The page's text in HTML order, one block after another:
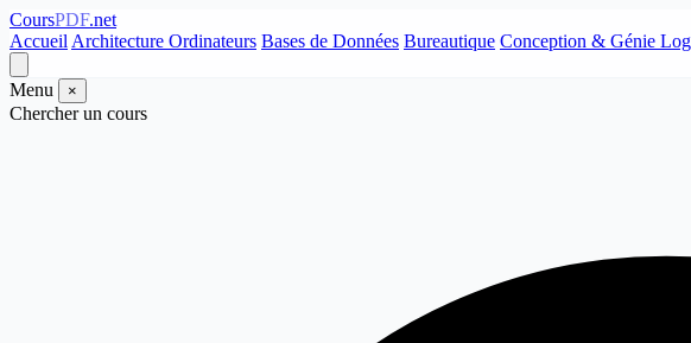
CoursPDF.net
Accueil Architecture Ordinateurs Bases de Données Bureautique Conception & Génie
Menu ×
Chercher un cours